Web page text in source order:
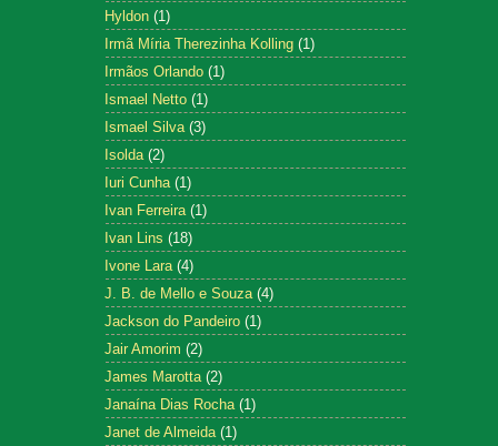
Hyldon (1)
Irmã Míria Therezinha Kolling (1)
Irmãos Orlando (1)
Ismael Netto (1)
Ismael Silva (3)
Isolda (2)
Iuri Cunha (1)
Ivan Ferreira (1)
Ivan Lins (18)
Ivone Lara (4)
J. B. de Mello e Souza (4)
Jackson do Pandeiro (1)
Jair Amorim (2)
James Marotta (2)
Janaína Dias Rocha (1)
Janet de Almeida (1)